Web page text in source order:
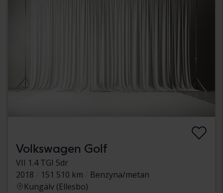
Volkswagen Golf
VII 1.4 TGI 5dr
2018
151 510 km
Benzyna/metan
Kungälv (Ellesbo)